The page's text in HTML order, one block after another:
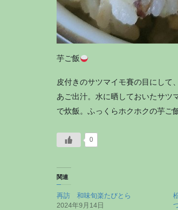
芋ご飯
皮付きのサツマイモ賽の目にして
あご出汁。水に晒しておいたサツ
で炊飯。ふっくらホクホクの芋ご
0
関連
再訪 和味旬楽たびとら
2024年9月14日